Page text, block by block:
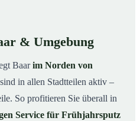
& Umgebung
Baarim Norden von
in allen Stadtteilen aktiv –
So profitieren Sie überall in
Service für Frühjahrsputz